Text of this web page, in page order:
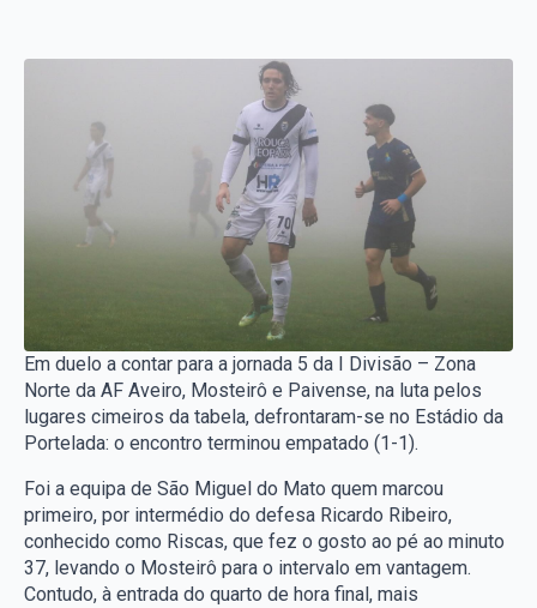
Em duelo a contar para a jornada 5 da I Divisão – Zona
Norte da AF Aveiro, Mosteirô e Paivense, na luta pelos
lugares cimeiros da tabela, defrontaram-se no Estádio da
Portelada: o encontro terminou empatado (1-1).
Foi a equipa de São Miguel do Mato quem marcou
primeiro, por intermédio do defesa Ricardo Ribeiro,
conhecido como Riscas, que fez o gosto ao pé ao minuto
37, levando o Mosteirô para o intervalo em vantagem.
Contudo, à entrada do quarto de hora final, mais